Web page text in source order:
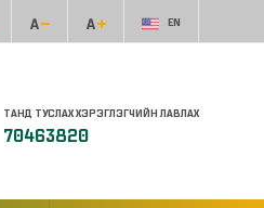
EN
ТАНД ТУСЛАХ ХЭРЭГЛЭГЧИЙН ЛАВЛАХ
70463820